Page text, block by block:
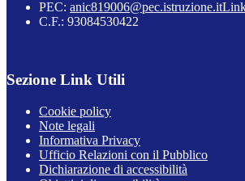
PEC: anic819006@pec.istruzione.it
C.F.: 93084530422
Sezione Link Utili
Cookie policy
Note legali
Informativa Privacy
Ufficio Relazioni con il Pubblico
Dichiarazione di accessibilità